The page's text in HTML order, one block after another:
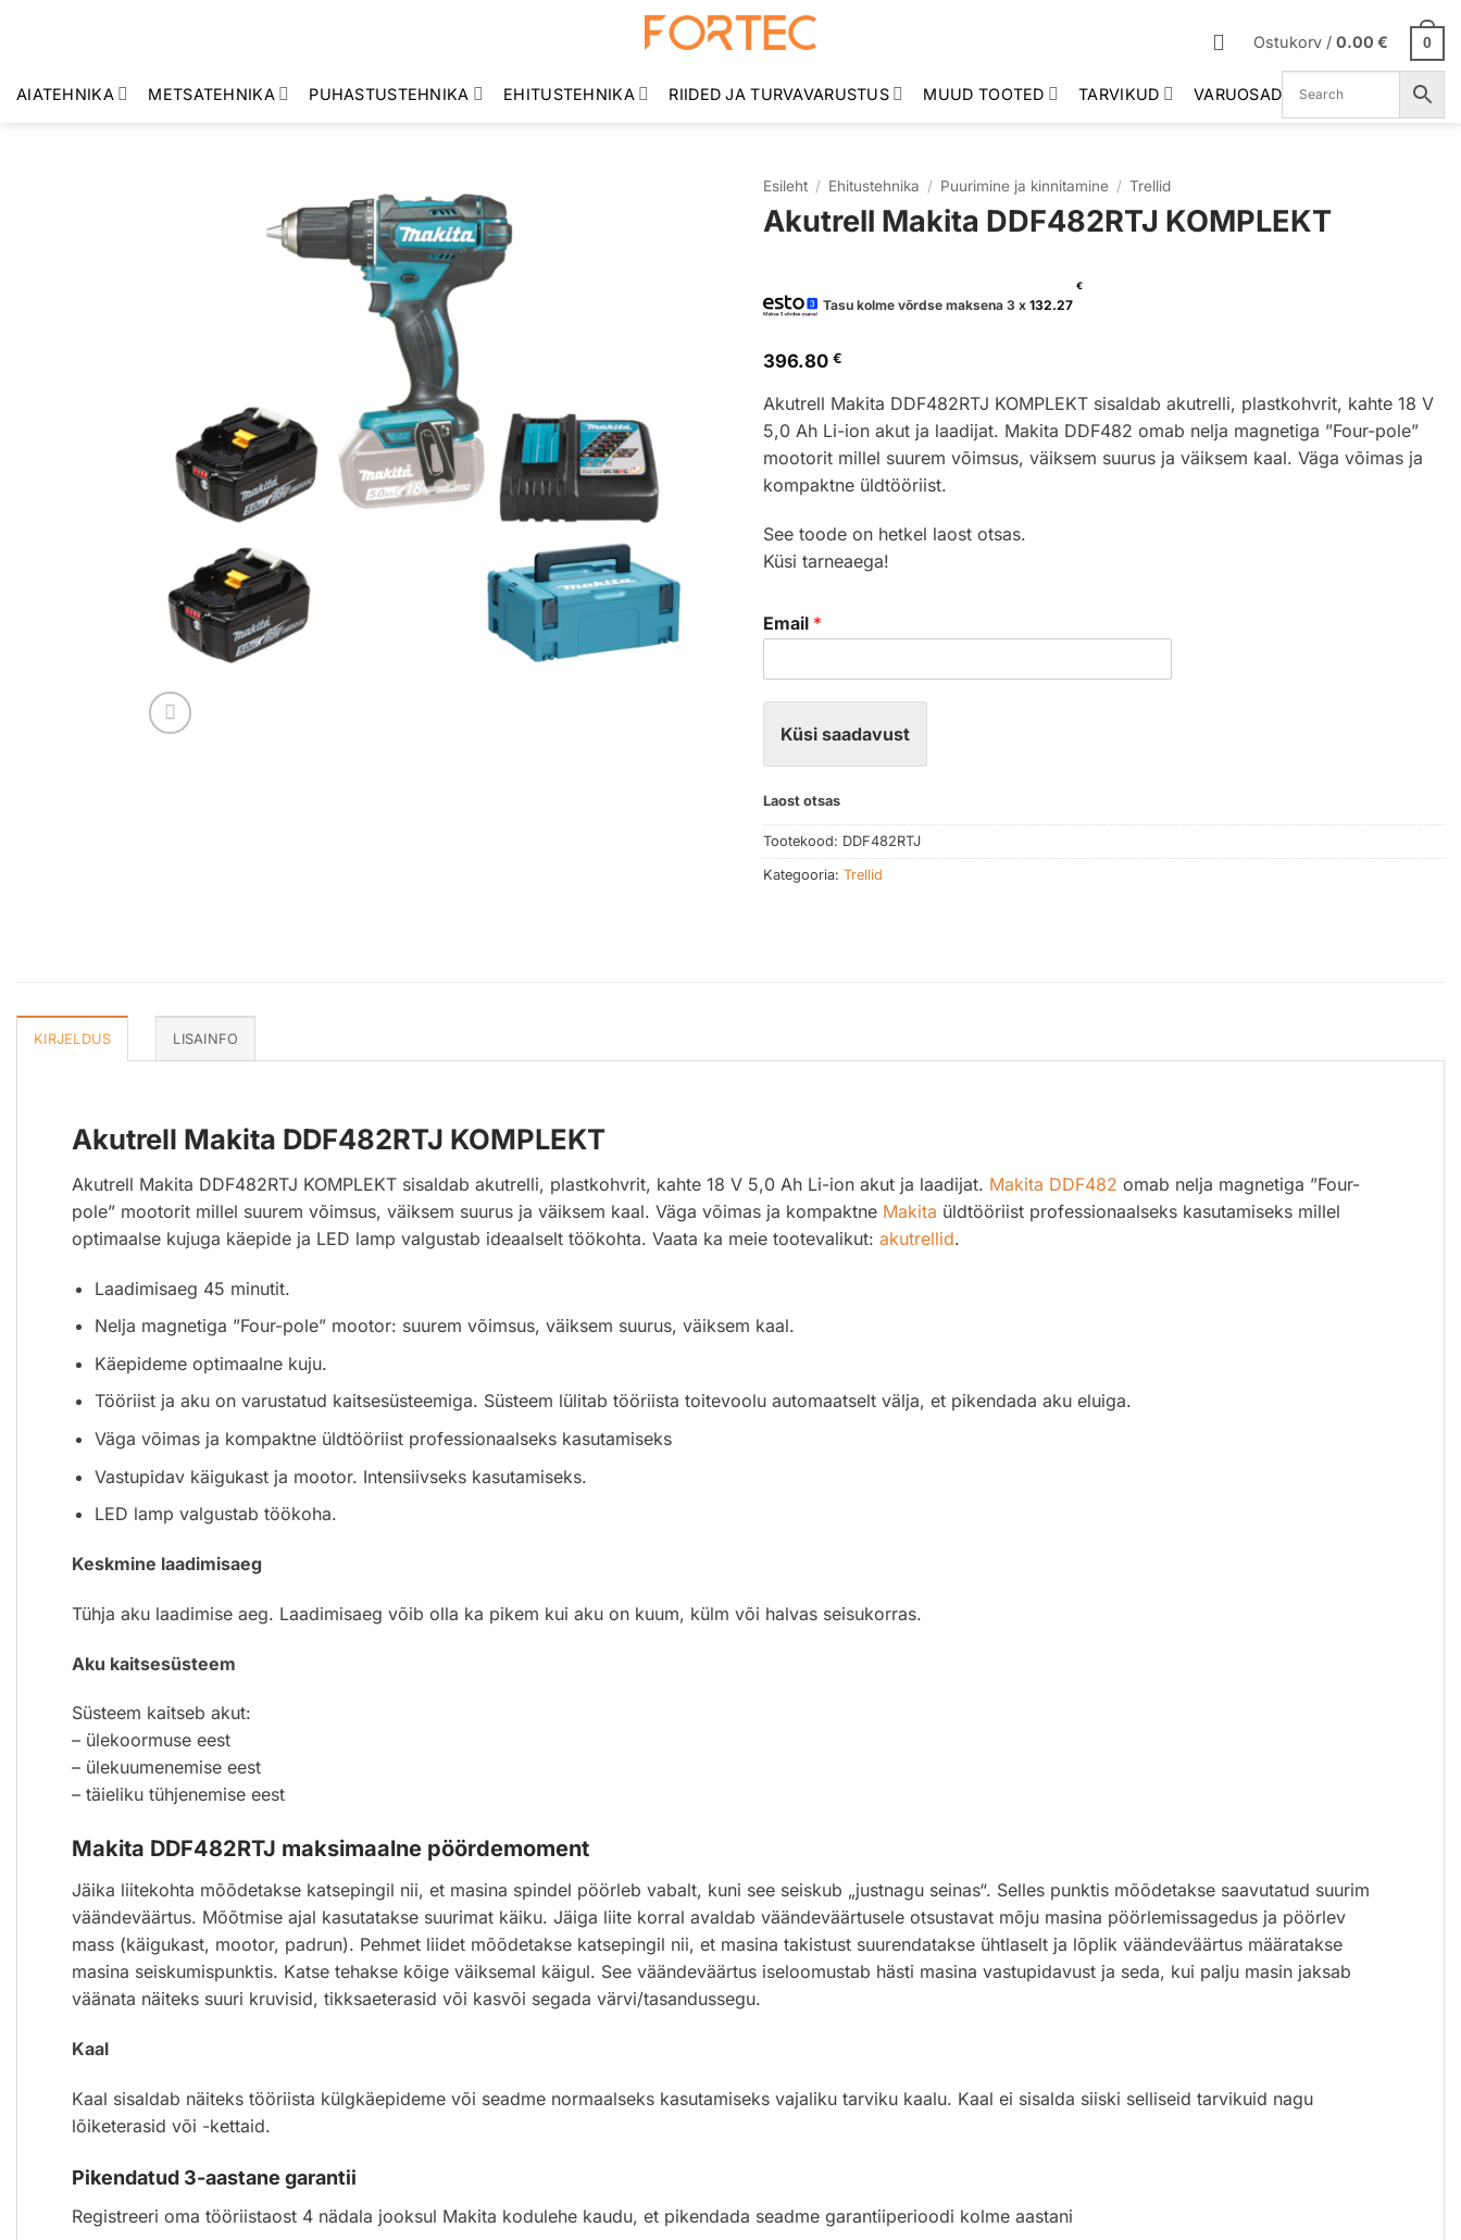
Ostukorv /0.00€ 0
AIATEHNIKA METSATEHNIKA PUHASTUSTEHNIKA EHITUSTEHNIKA RIIDED JA TURVAVARUSTUS MUUD TOOTED TARVIKUD VARUOSAD
Esileht / Ehitustehnika / Puurimine ja kinnitamine / Trellid
Akutrell Makita DDF482RTJ KOMPLEKT
Tasu kolme võrdse maksena 3 x 132.27
€
396.80 €
Akutrell Makita DDF482RTJ KOMPLEKT sisaldab akutrelli, plastkohvrit, kahte 18 V
5,0 Ah Li-ion akut ja laadijat. Makita DDF482 omab nelja magnetiga ”Four-pole”
mootorit millel suurem võimsus, väiksem suurus ja väiksem kaal. Väga võimas ja
kompaktne üldtööriist.
See toode on hetkel laost otsas.
Küsi tarneaega!
Email *
Küsi saadavust
Laost otsas
Tootekood: DDF482RTJ
Kategooria: Trellid
KIRJELDUS LISAINFO
Akutrell Makita DDF482RTJ KOMPLEKT
Akutrell Makita DDF482RTJ KOMPLEKT sisaldab akutrelli, plastkohvrit, kahte 18 V 5,0 Ah Li-ion akut ja laadijat. Makita DDF482 omab nelja magnetiga ”Four-
pole” mootorit millel suurem võimsus, väiksem suurus ja väiksem kaal. Väga võimas ja kompaktne Makita üldtööriist professionaalseks kasutamiseks millel
optimaalse kujuga käepide ja LED lamp valgustab ideaalselt töökohta. Vaata ka meie tootevalikut: akutrellid.
Laadimisaeg 45 minutit.
Nelja magnetiga ”Four-pole” mootor: suurem võimsus, väiksem suurus, väiksem kaal.
Käepideme optimaalne kuju.
Tööriist ja aku on varustatud kaitsesüsteemiga. Süsteem lülitab tööriista toitevoolu automaatselt välja, et pikendada aku eluiga.
Väga võimas ja kompaktne üldtööriist professionaalseks kasutamiseks
Vastupidav käigukast ja mootor. Intensiivseks kasutamiseks.
LED lamp valgustab töökoha.
Keskmine laadimisaeg
Tühja aku laadimise aeg. Laadimisaeg võib olla ka pikem kui aku on kuum, külm või halvas seisukorras.
Aku kaitsesüsteem
Süsteem kaitseb akut:
– ülekoormuse eest
– ülekuumenemise eest
– täieliku tühjenemise eest
Makita DDF482RTJ maksimaalne pöördemoment
Jäika liitekohta mõõdetakse katsepingil nii, et masina spindel pöörleb vabalt, kuni see seiskub „justnagu seinas“. Selles punktis mõõdetakse saavutatud suurim
väändeväärtus. Mõõtmise ajal kasutatakse suurimat käiku. Jäiga liite korral avaldab väändeväärtusele otsustavat mõju masina pöörlemissagedus ja pöörlev
mass (käigukast, mootor, padrun). Pehmet liidet mõõdetakse katsepingil nii, et masina takistust suurendatakse ühtlaselt ja lõplik väändeväärtus määratakse
masina seiskumispunktis. Katse tehakse kõige väiksemal käigul. See väändeväärtus iseloomustab hästi masina vastupidavust ja seda, kui palju masin jaksab
väänata näiteks suuri kruvisid, tikksaeterasid või kasvõi segada värvi/tasandussegu.
Kaal
Kaal sisaldab näiteks tööriista külgkäepideme või seadme normaalseks kasutamiseks vajaliku tarviku kaalu. Kaal ei sisalda siiski selliseid tarvikuid nagu
lõiketerasid või -kettaid.
Pikendatud 3-aastane garantii
Registreeri oma tööriistaost 4 nädala jooksul Makita kodulehe kaudu, et pikendada seadme garantiiperioodi kolme aastani